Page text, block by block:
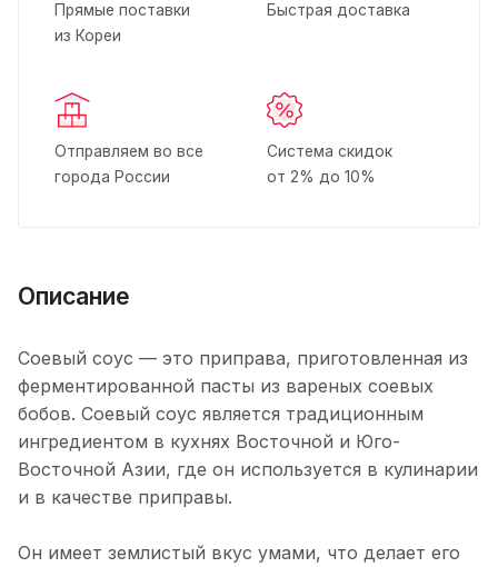
Прямые поставки
из Кореи
Быстрая доставка
Отправляем во все
города России
Система скидок
от 2% до 10%
Описание
Соевый соус — это приправа, приготовленная из
ферментированной пасты из вареных соевых
бобов. Соевый соус является традиционным
ингредиентом в кухнях Восточной и Юго-
Восточной Азии, где он используется в кулинарии
и в качестве приправы.
Он имеет землистый вкус умами, что делает его